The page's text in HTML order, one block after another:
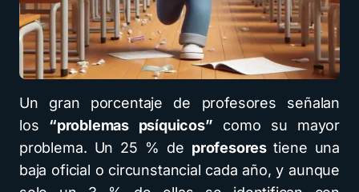
Un gran porcentaje de profesores señalan
los “problemas psíquicos” como su mayor
problema. Un 25 % de profesorestiene una
baja oficial o circunstancial cada año, y aunque